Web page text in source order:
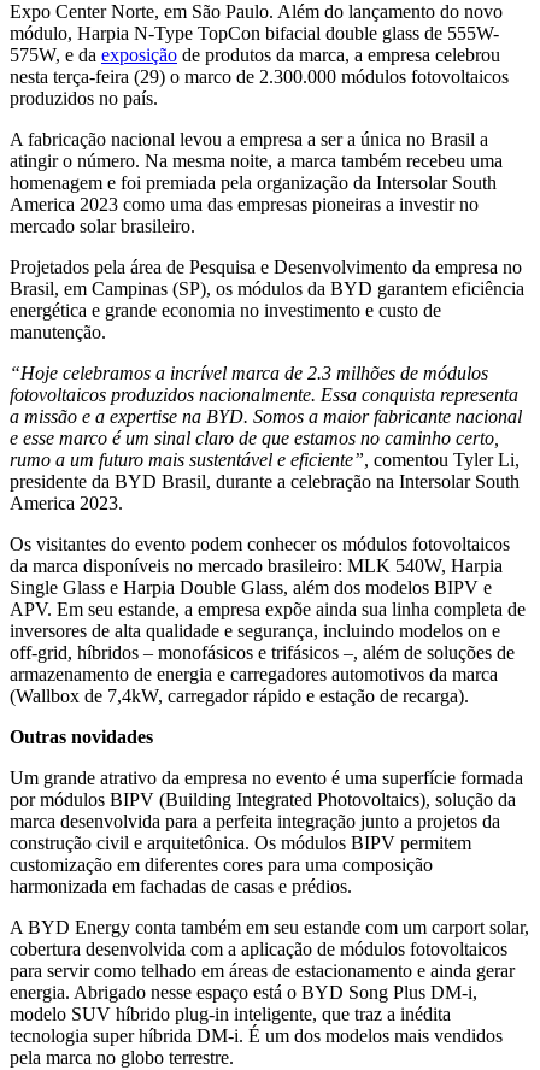
Expo Center Norte, em São Paulo. Além do lançamento do novo
módulo, Harpia N-Type TopCon bifacial double glass de 555W-
575W, e da exposição de produtos da marca, a empresa celebrou
nesta terça-feira (29) o marco de 2.300.000 módulos fotovoltaicos
produzidos no país.
A fabricação nacional levou a empresa a ser a única no Brasil a
atingir o número. Na mesma noite, a marca também recebeu uma
homenagem e foi premiada pela organização da Intersolar South
America 2023 como uma das empresas pioneiras a investir no
mercado solar brasileiro.
Projetados pela área de Pesquisa e Desenvolvimento da empresa no
Brasil, em Campinas (SP), os módulos da BYD garantem eficiência
energética e grande economia no investimento e custo de
manutenção.
“Hoje celebramos a incrível marca de 2.3 milhões de módulos
fotovoltaicos produzidos nacionalmente. Essa conquista representa
a missão e a expertise na BYD. Somos a maior fabricante nacional
e esse marco é um sinal claro de que estamos no caminho certo,
rumo a um futuro mais sustentável e eficiente”, comentou Tyler Li,
presidente da BYD Brasil, durante a celebração na Intersolar South
America 2023.
Os visitantes do evento podem conhecer os módulos fotovoltaicos
da marca disponíveis no mercado brasileiro: MLK 540W, Harpia
Single Glass e Harpia Double Glass, além dos modelos BIPV e
APV. Em seu estande, a empresa expõe ainda sua linha completa de
inversores de alta qualidade e segurança, incluindo modelos on e
off-grid, híbridos – monofásicos e trifásicos –, além de soluções de
armazenamento de energia e carregadores automotivos da marca
(Wallbox de 7,4kW, carregador rápido e estação de recarga).
Outras novidades
Um grande atrativo da empresa no evento é uma superfície formada
por módulos BIPV (Building Integrated Photovoltaics), solução da
marca desenvolvida para a perfeita integração junto a projetos da
construção civil e arquitetônica. Os módulos BIPV permitem
customização em diferentes cores para uma composição
harmonizada em fachadas de casas e prédios.
A BYD Energy conta também em seu estande com um carport solar,
cobertura desenvolvida com a aplicação de módulos fotovoltaicos
para servir como telhado em áreas de estacionamento e ainda gerar
energia. Abrigado nesse espaço está o BYD Song Plus DM-i,
modelo SUV híbrido plug-in inteligente, que traz a inédita
tecnologia super híbrida DM-i. É um dos modelos mais vendidos
pela marca no globo terrestre.